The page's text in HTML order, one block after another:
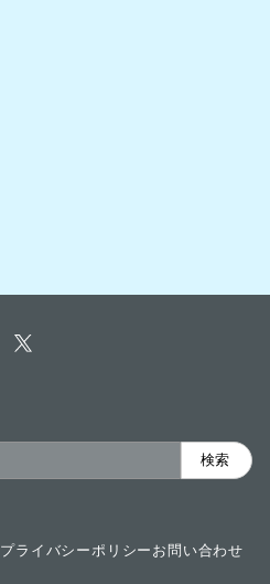
検索
プライバシーポリシー お問い合わせ